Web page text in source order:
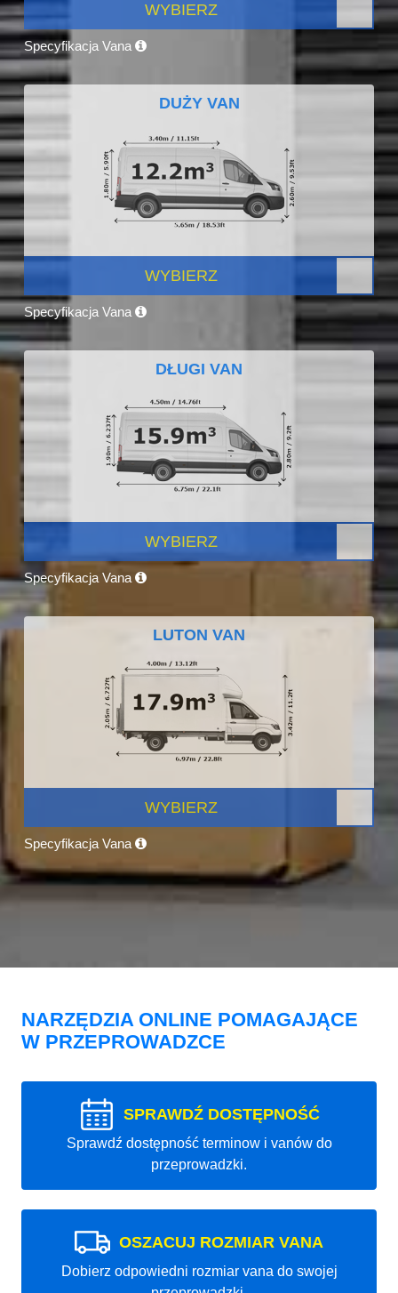
WYBIERZ
Specyfikacja Vana
DUŻY VAN
WYBIERZ
Specyfikacja Vana
DŁUGI VAN
WYBIERZ
Specyfikacja Vana
LUTON VAN
WYBIERZ
Specyfikacja Vana
NARZĘDZIA ONLINE POMAGAJĄCE
W PRZEPROWADZCE
SPRAWDŹ DOSTĘPNOŚĆ
Sprawdź dostępność terminow i vanów do
przeprowadzki.
OSZACUJ ROZMIAR VANA
Dobierz odpowiedni rozmiar vana do swojej